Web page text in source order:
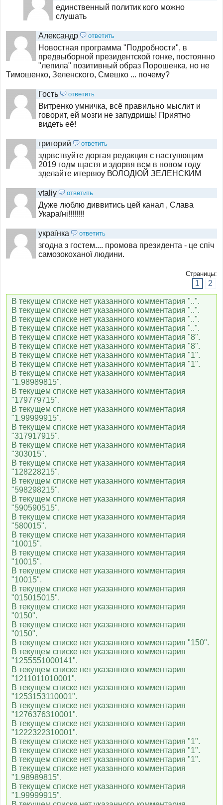
единственный политик кого можно
слушать
Александр ответить
Новостная программа "Подробности", в
предвыборной президентской гонке, постоянно
"лепила" позитивный образ Порошенка, но не
Тимошенко, Зеленского, Смешко ... почему?
Гость ответить
Витренко умничка, всё правильно мыслит и
говорит, ей мозги не запудришь! Приятно
видеть её!
григорий ответить
здрвствуйте доргая редакция с наступющим
2019 годм щастя и здорвя всм в новом году
зделайте итервюу ВОЛОДЮЙ ЗЕЛЕНСКИМ
vtaliy ответить
Дуже люблю диввитись цей канал , Слава
Укараїні!!!!!!!!
українка ответить
згодна з гостем.... промова президента - це спіч
самозокоханої людини.
Страницы:
1 2
В текущем списке нет указанного комментария "..".
В текущем списке нет указанного комментария "..".
В текущем списке нет указанного комментария "..".
В текущем списке нет указанного комментария "..".
В текущем списке нет указанного комментария "8".
В текущем списке нет указанного комментария "8".
В текущем списке нет указанного комментария "1".
В текущем списке нет указанного комментария "1".
В текущем списке нет указанного комментария
"1.98989815".
В текущем списке нет указанного комментария
"179779715".
В текущем списке нет указанного комментария
"1.99999915".
В текущем списке нет указанного комментария
"317917915".
В текущем списке нет указанного комментария
"303015".
В текущем списке нет указанного комментария
"128228215".
В текущем списке нет указанного комментария
"598298215".
В текущем списке нет указанного комментария
"590590515".
В текущем списке нет указанного комментария
"580015".
В текущем списке нет указанного комментария
"10015".
В текущем списке нет указанного комментария
"10015".
В текущем списке нет указанного комментария
"10015".
В текущем списке нет указанного комментария
"015015015".
В текущем списке нет указанного комментария
"0150".
В текущем списке нет указанного комментария
"0150".
В текущем списке нет указанного комментария "150".
В текущем списке нет указанного комментария
"1255551000141".
В текущем списке нет указанного комментария
"1211011010001".
В текущем списке нет указанного комментария
"1253153110001".
В текущем списке нет указанного комментария
"1276376310001".
В текущем списке нет указанного комментария
"1222322310001".
В текущем списке нет указанного комментария "1".
В текущем списке нет указанного комментария "1".
В текущем списке нет указанного комментария "1".
В текущем списке нет указанного комментария
"1.98989815".
В текущем списке нет указанного комментария
"1.99999915".